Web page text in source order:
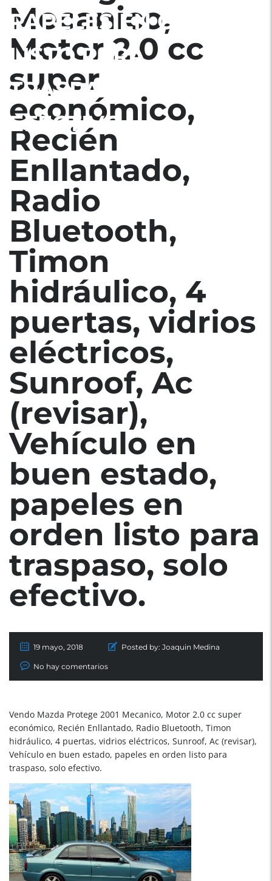
PAPELES EN ORDEN
LISTO PARA
TRASPASO, SOLO
EFECTIVO.
Mecanico,
Motor 2.0 cc
super
económico,
Recién
Enllantado,
Radio
Bluetooth,
Timon
hidráulico, 4
puertas, vidrios
eléctricos,
Sunroof, Ac
(revisar),
Vehículo en
buen estado,
papeles en
orden listo para
traspaso, solo
efectivo.
19 mayo, 2018 Posted by: Joaquin Medina
No hay comentarios
Vendo Mazda Protege 2001 Mecanico, Motor 2.0 cc super
económico, Recién Enllantado, Radio Bluetooth, Timon
hidráulico, 4 puertas, vidrios eléctricos, Sunroof, Ac (revisar),
Vehículo en buen estado, papeles en orden listo para
traspaso, solo efectivo.